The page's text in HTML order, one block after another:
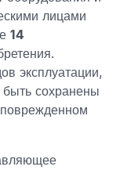
лицами
14
эксплуатации,
сохранены